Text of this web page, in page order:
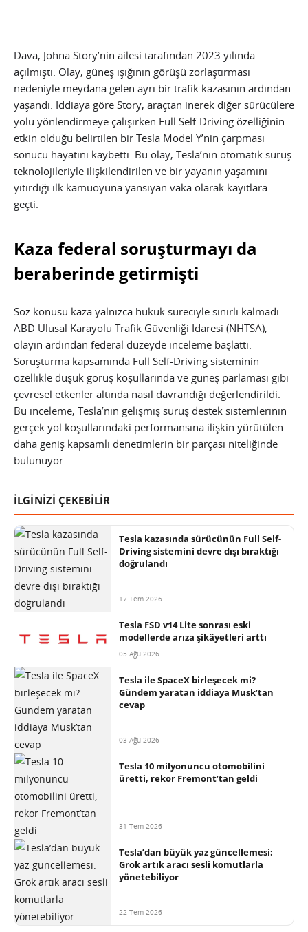
Dava, Johna Story’nin ailesi tarafından 2023 yılında
açılmıştı. Olay, güneş ışığının görüşü zorlaştırması
nedeniyle meydana gelen ayrı bir trafik kazasının ardından
yaşandı. İddiaya göre Story, araçtan inerek diğer sürücülere
yolu yönlendirmeye çalışırken Full Self-Driving özelliğinin
etkin olduğu belirtilen bir Tesla Model Y’nin çarpması
sonucu hayatını kaybetti. Bu olay, Tesla’nın otomatik sürüş
teknolojileriyle ilişkilendirilen ve bir yayanın yaşamını
yitirdiği ilk kamuoyuna yansıyan vaka olarak kayıtlara
geçti.
Kaza federal soruşturmayı da
beraberinde getirmişti
Söz konusu kaza yalnızca hukuk süreciyle sınırlı kalmadı.
ABD Ulusal Karayolu Trafik Güvenliği İdaresi (NHTSA),
olayın ardından federal düzeyde inceleme başlattı.
Soruşturma kapsamında Full Self-Driving sisteminin
özellikle düşük görüş koşullarında ve güneş parlaması gibi
çevresel etkenler altında nasıl davrandığı değerlendirildi.
Bu inceleme, Tesla’nın gelişmiş sürüş destek sistemlerinin
gerçek yol koşullarındaki performansına ilişkin yürütülen
daha geniş kapsamlı denetimlerin bir parçası niteliğinde
bulunuyor.
İLGİNİZİ ÇEKEBİLİR
Tesla kazasında sürücünün Full Self-
Driving sistemini devre dışı bıraktığı
doğrulandı
17 Tem 2026
Tesla FSD v14 Lite sonrası eski
modellerde arıza şikâyetleri arttı
05 Ağu 2026
Tesla ile SpaceX birleşecek mi?
Gündem yaratan iddiaya Musk’tan
cevap
03 Ağu 2026
Tesla 10 milyonuncu otomobilini
üretti, rekor Fremont’tan geldi
31 Tem 2026
Tesla’dan büyük yaz güncellemesi:
Grok artık aracı sesli komutlarla
yönetebiliyor
22 Tem 2026